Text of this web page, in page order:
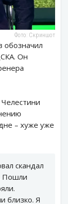
Фото: Скриншот
обозначил
Он
– хуже уже
скандал
Пошли
близко. Я